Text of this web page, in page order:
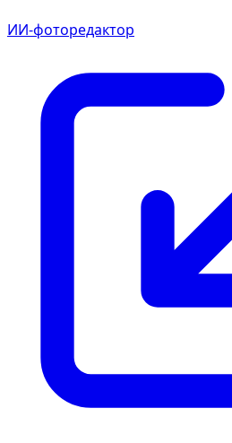
ИИ-фоторедактор